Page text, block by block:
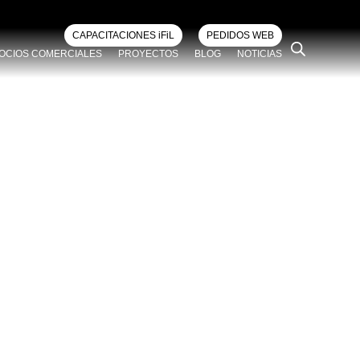
CAPACITACIONES iFiL
PEDIDOS WEB
COMERCIALES PROYECTOS BLOG NOTICIAS